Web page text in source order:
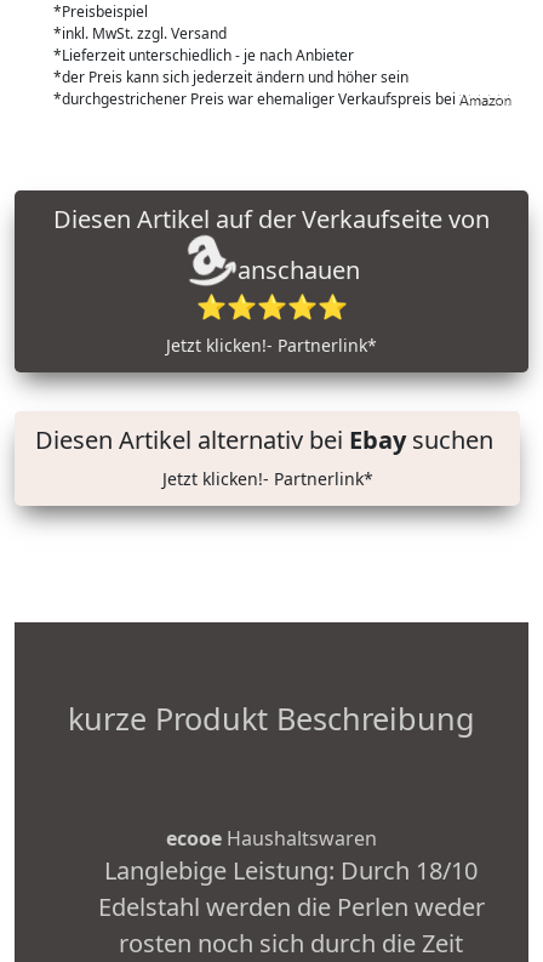
*Preisbeispiel
*inkl. MwSt. zzgl. Versand
*Lieferzeit unterschiedlich - je nach Anbieter
*der Preis kann sich jederzeit ändern und höher sein
*durchgestrichener Preis war ehemaliger Verkaufspreis bei
anschauen
⭐⭐⭐⭐⭐
Jetzt klicken!- Partnerlink*
Diesen Artikel alternativ bei Ebaysuchen
Jetzt klicken!- Partnerlink*
kurze Produkt Beschreibung
ecooe Haushaltswaren
Langlebige Leistung: Durch 18/10
Edelstahl werden die Perlen weder
rosten noch sich durch die Zeit